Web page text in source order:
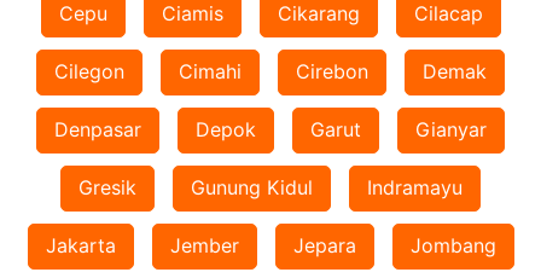
Cepu Ciamis Cikarang Cilacap
Cilegon Cimahi Cirebon Demak
Denpasar Depok Garut Gianyar
Gresik Gunung Kidul Indramayu
Jakarta Jember Jepara Jombang